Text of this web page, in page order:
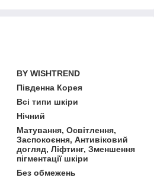
BY WISHTREND
Південна Корея
Всі типи шкіри
Нічний
Матування, Освітлення,
Заспокоєння, Антивіковий
догляд, Ліфтинг, Зменшення
пігментації шкіри
Без обмежень